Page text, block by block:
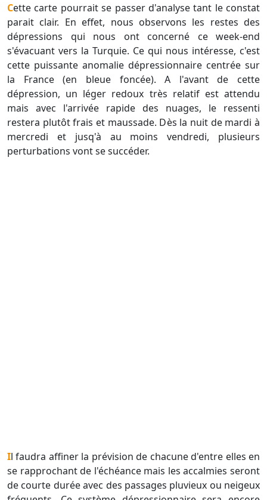
Cette carte pourrait se passer d'analyse tant le constat
parait clair. En effet, nous observons les restes des
dépressions qui nous ont concerné ce week-end
s'évacuant vers la Turquie. Ce qui nous intéresse, c'est
cette puissante anomalie dépressionnaire centrée sur
la France (en bleue foncée). A l'avant de cette
dépression, un léger redoux très relatif est attendu
mais avec l'arrivée rapide des nuages, le ressenti
restera plutôt frais et maussade. Dès la nuit de mardi à
mercredi et jusq'à au moins vendredi, plusieurs
perturbations vont se succéder.
Il faudra affiner la prévision de chacune d'entre elles en
se rapprochant de l'échéance mais les accalmies seront
de courte durée avec des passages pluvieux ou neigeux